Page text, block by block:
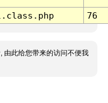
76
由此给您带来的访问不便我